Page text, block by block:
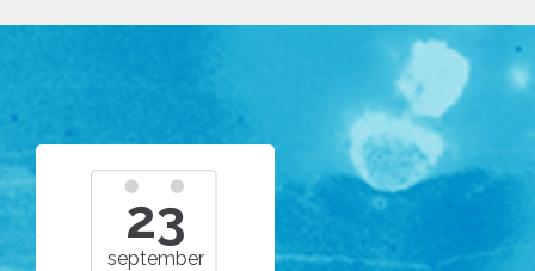
23
september